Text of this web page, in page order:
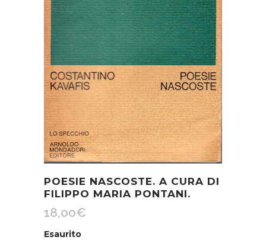
POESIE NASCOSTE. A CURA DI
FILIPPO MARIA PONTANI.
18,00€
Esaurito